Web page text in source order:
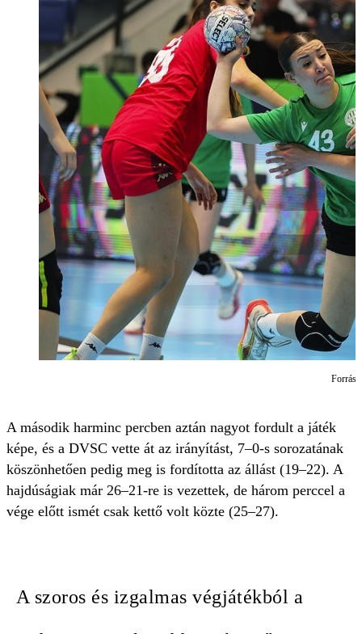
Forrás:
A második harminc percben aztán nagyot fordult a játék
képe, és a DVSC vette át az irányítást, 7–0-s sorozatának
köszönhetően pedig meg is fordította az állást (19–22). A
hajdúságiak már 26–21-re is vezettek, de három perccel a
vége előtt ismét csak kettő volt közte (25–27).
A szoros és izgalmas végjátékból a